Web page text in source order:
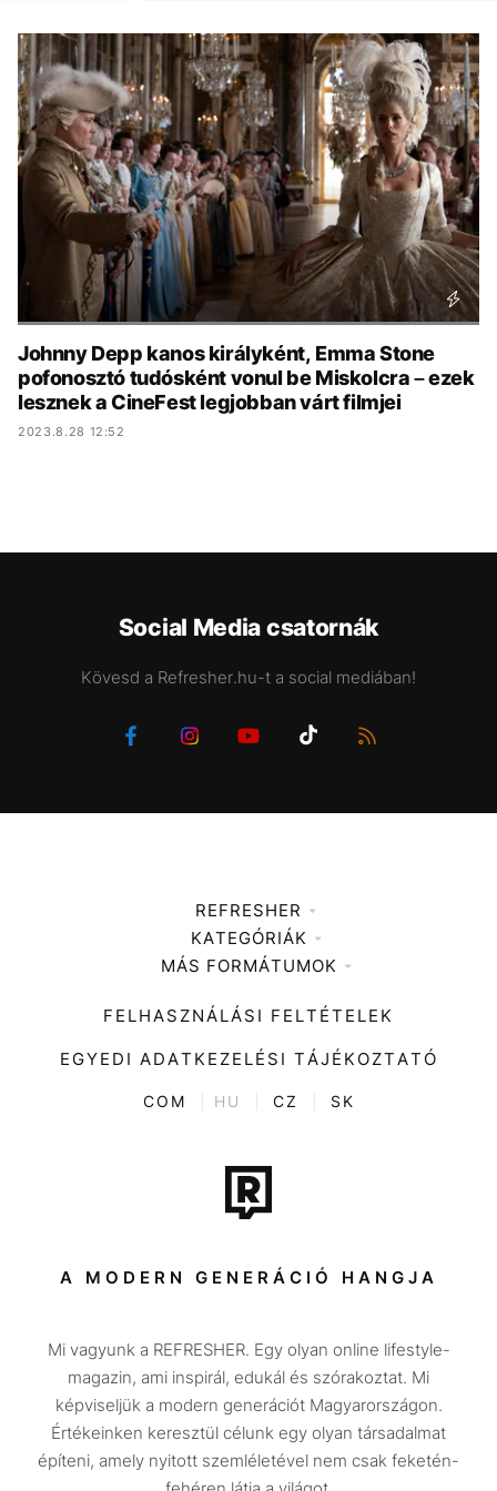
KÖZÉLET UTAZÁS
ÉLETMÓD DESIGN
BESZÉLGETÉSEK ARCOK
VIDEÓ TÖRTÉNETEK
GASZTRO
Johnny Depp kanos királyként, Emma Stone
pofonosztó tudósként vonul be Miskolcra – ezek
lesznek a CineFest legjobban várt filmjei
2023.8.28 12:52
Social Media csatornák
Kövesd a Refresher.hu-t a social mediában!
REFRESHER
Médiaajánlat
KATEGÓRIÁK
Zene
Divat
Kultúra
ENTR
Tech-Tudomány
Sport
Társadalom
Utazás
Életmód
Design
Beszélgetések
MÁS FORMÁTUMOK
FELHASZNÁLÁSI FELTÉTELEK
EGYEDI ADATKEZELÉSI TÁJÉKOZTATÓ
COM HU CZ SK
A MODERN GENERÁCIÓ HANGJA
Mi vagyunk a REFRESHER. Egy olyan online lifestyle-
magazin, ami inspirál, edukál és szórakoztat. Mi
képviseljük a modern generációt Magyarországon.
Értékeinken keresztül célunk egy olyan társadalmat
építeni, amely nyitott szemléletével nem csak feketén-